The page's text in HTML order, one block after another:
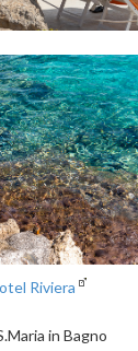
Riviera
in Bagno